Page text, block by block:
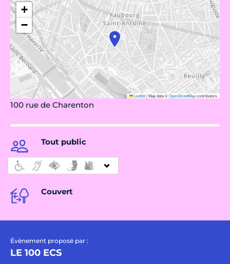
+
−
Leaflet|Map data ©OpenStreetMapcontributors
100 rue de Charenton
Tout public
Couvert
Évènement proposé par :
LE 100 ECS